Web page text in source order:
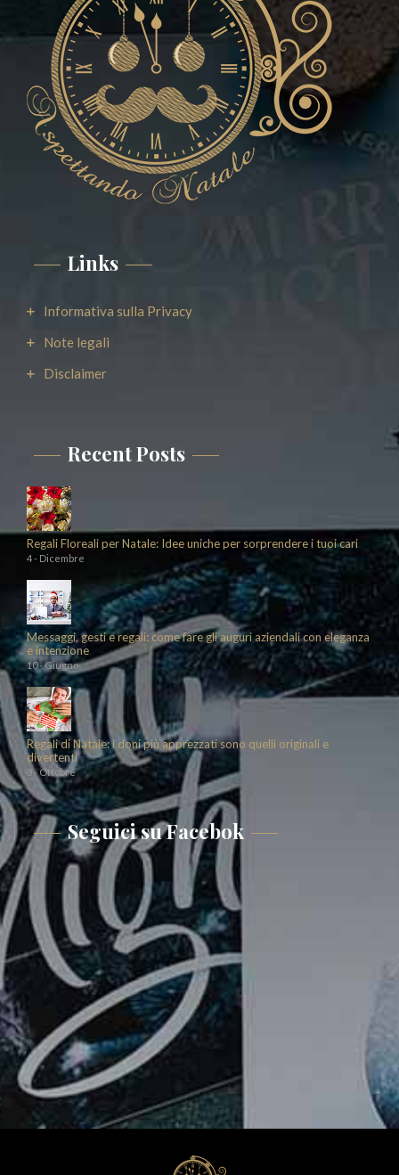
Links
Informativa sulla Privacy
Note legali
Disclaimer
Recent Posts
Regali Floreali per Natale: Idee uniche per sorprendere i tuoi cari
4 - Dicembre
Messaggi, gesti e regali: come fare gli auguri aziendali con eleganza
e intenzione
10 - Giugno
Regali di Natale: i doni più apprezzati sono quelli originali e
divertenti
3 - Ottobre
Seguici su Facebok